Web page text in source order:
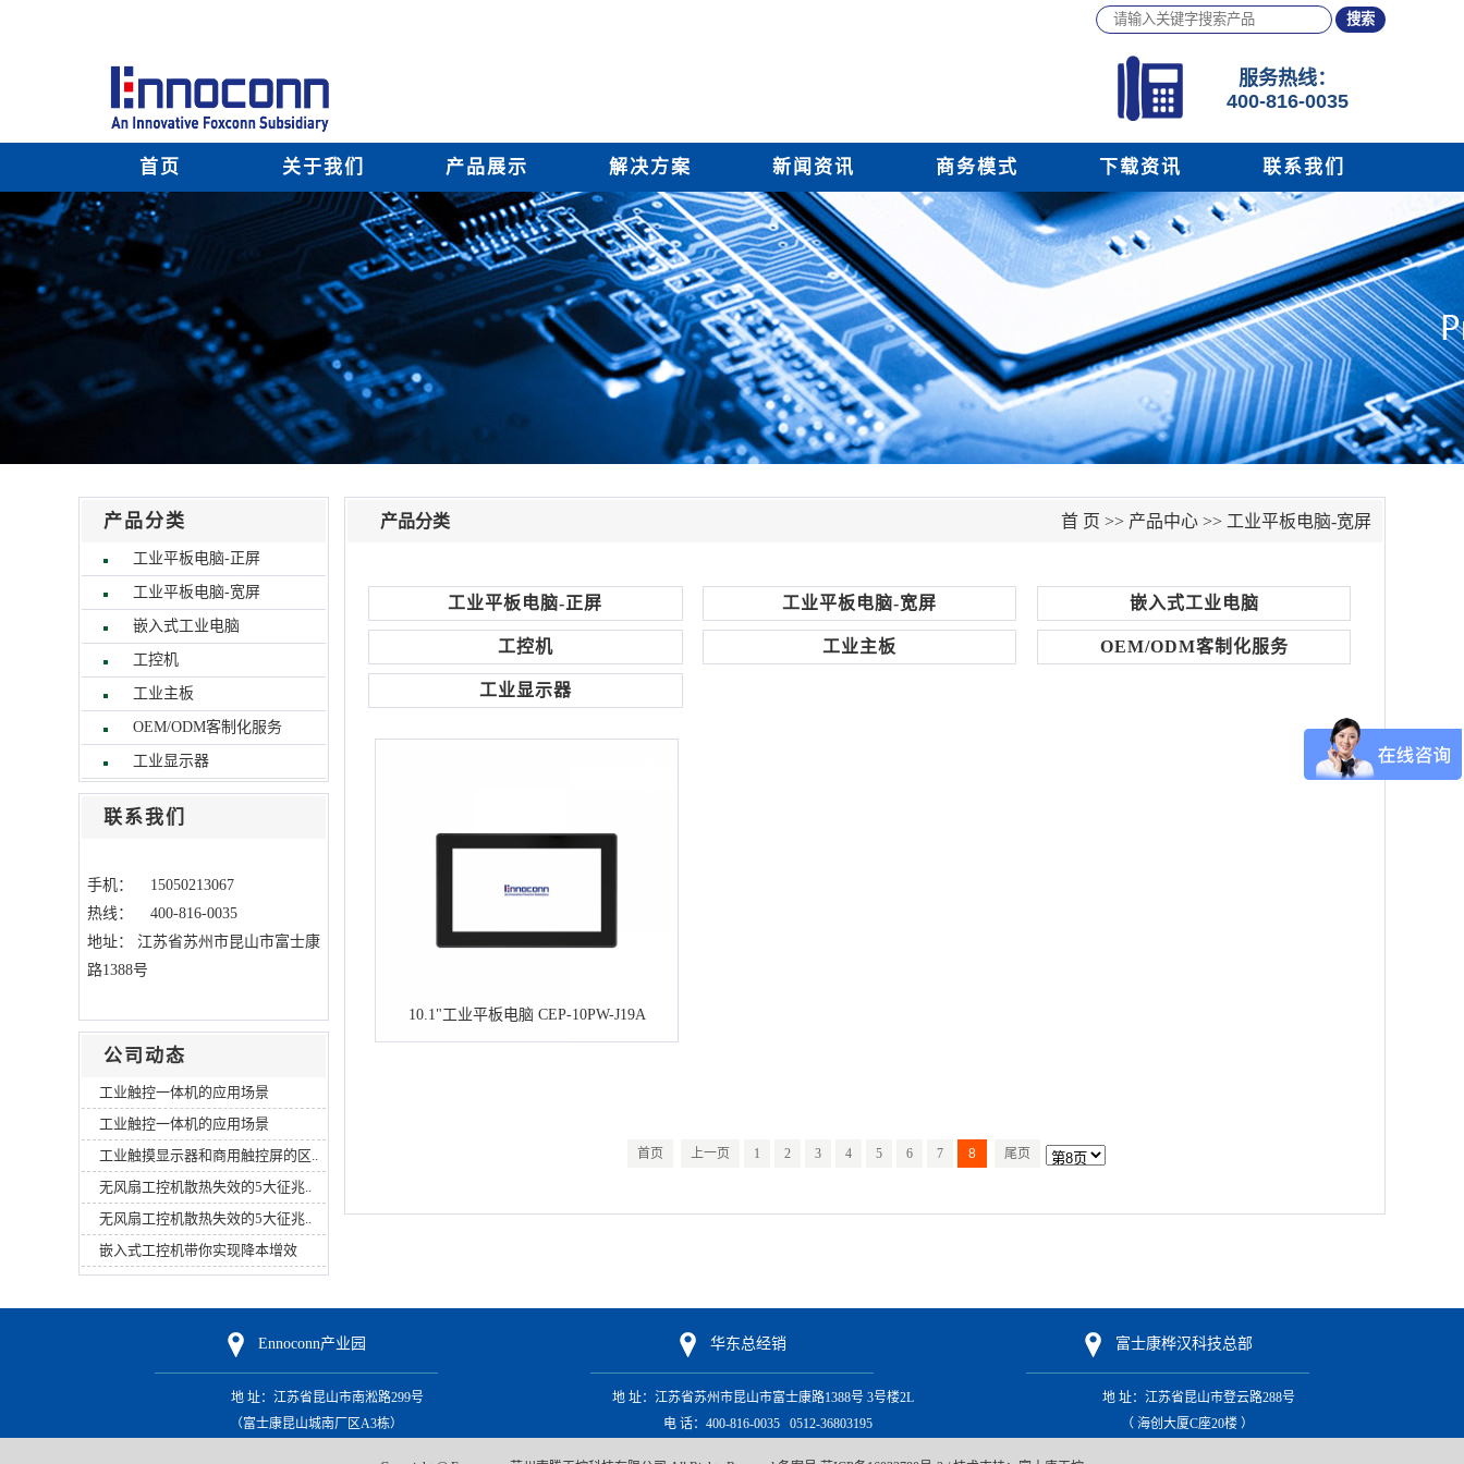
服务热线：
400-816-0035
首页 关于我们 产品展示 解决方案 新闻资讯 商务模式 下载资讯 联系我们
产品分类
工业平板电脑-正屏
工业平板电脑-宽屏
嵌入式工业电脑
工控机
工业主板
OEM/ODM客制化服务
工业显示器
联系我们
手机： 15050213067
热线： 400-816-0035
地址： 江苏省苏州市昆山市富士康
路1388号
公司动态
工业触控一体机的应用场景
工业触控一体机的应用场景
工业触摸显示器和商用触控屏的区..
无风扇工控机散热失效的5大征兆..
无风扇工控机散热失效的5大征兆..
嵌入式工控机带你实现降本增效
产品分类 首 页 >> 产品中心 >> 工业平板电脑-宽屏
工业平板电脑-正屏 工业平板电脑-宽屏 嵌入式工业电脑
工控机 工业主板 OEM/ODM客制化服务
工业显示器
10.1"工业平板电脑 CEP-10PW-J19A
首页 上一页 1 2 3 4 5 6 7 8 尾页
Ennoconn产业园
地 址：江苏省昆山市南淞路299号
（富士康昆山城南厂区A3栋）
华东总经销
地 址：江苏省苏州市昆山市富士康路1388号 3号楼2L
电 话：400-816-0035 0512-36803195
富士康桦汉科技总部
地 址：江苏省昆山市登云路288号
（ 海创大厦C座20楼 ）